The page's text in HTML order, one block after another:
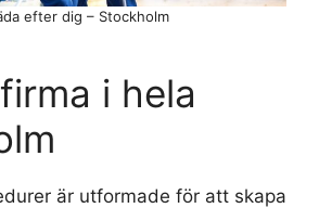
i hela
är utformade för att skapa
efter dig – Stockholm